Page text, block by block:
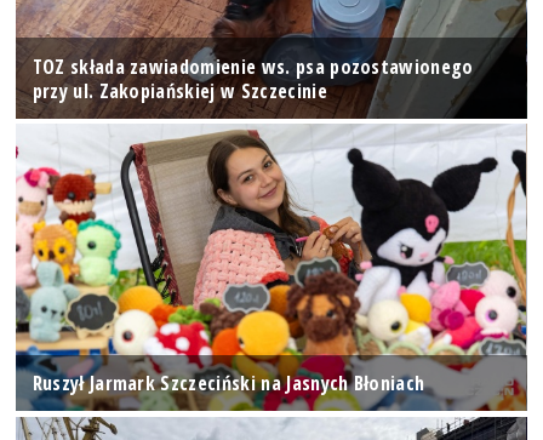
TOZ składa zawiadomienie ws. psa pozostawionego
przy ul. Zakopiańskiej w Szczecinie
Ruszył Jarmark Szczeciński na Jasnych Błoniach